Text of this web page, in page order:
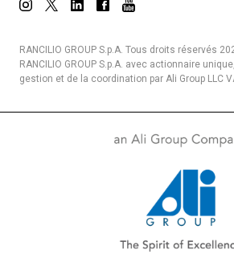
RANCILIO GROUP S.p.A. Tous droits réservés
RANCILIO GROUP S.p.A. avec actionnaire
gestion et de la coordination par Ali Group LLC